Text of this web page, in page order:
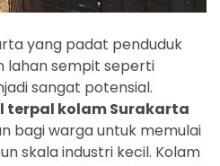
yang padat penduduk
sempit seperti
sangat potensial.
terpal kolam Surakarta
bagi warga untuk memulai
skala industri kecil. Kolam